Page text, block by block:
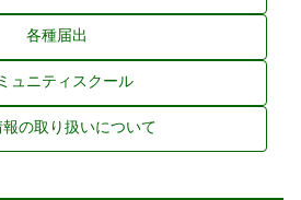
各種届出
ュニティスクール
の取り扱いについて